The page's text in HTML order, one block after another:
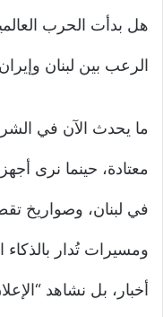
هل بدأت الحرب
الرعب بين لبنان
ما يحدث الآن في
معتادة، حينما نرى
في لبنان، وصواريخ
ومسيرات تُدار
أخبار، بل نشاهد